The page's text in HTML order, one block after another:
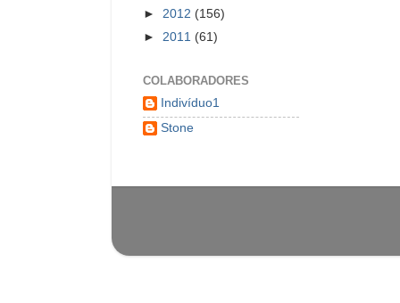
► 2012 (156)
► 2011 (61)
COLABORADORES
Indivíduo1
Stone